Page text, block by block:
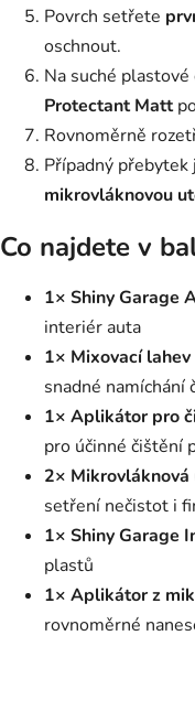
Povrch setřete
oschnout.
Na suché
Protectant Matt
Rovnoměrně
Případný
mikrovláknovou
Co najdete v
1× Shiny Garage
interiér auta
1× Mixovací
snadné namíchání
1× Aplikátor pro
pro účinné čištění
2× Mikrovláknová
setření nečistot i
1× Shiny Garage
plastů
1× Aplikátor z
rovnoměrné